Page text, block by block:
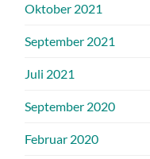
Oktober 2021
September 2021
Juli 2021
September 2020
Februar 2020